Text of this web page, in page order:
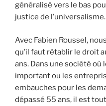
généralisé vers le bas
justice de l’universalisme.
Avec Fabien Roussel,
qu’il faut rétablir le droit
ans. Dans une société où
important ou les
embauches pour les
dépassé 55 ans, il est